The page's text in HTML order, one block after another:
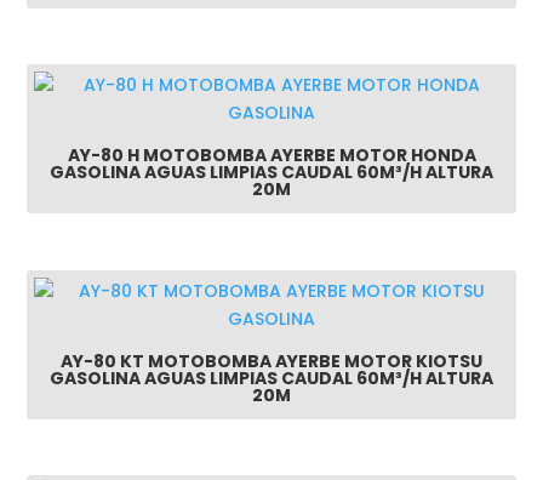
AY-80 H MOTOBOMBA AYERBE MOTOR HONDA
GASOLINA AGUAS LIMPIAS CAUDAL 60M³/H ALTURA
20M
AY-80 KT MOTOBOMBA AYERBE MOTOR KIOTSU
GASOLINA AGUAS LIMPIAS CAUDAL 60M³/H ALTURA
20M